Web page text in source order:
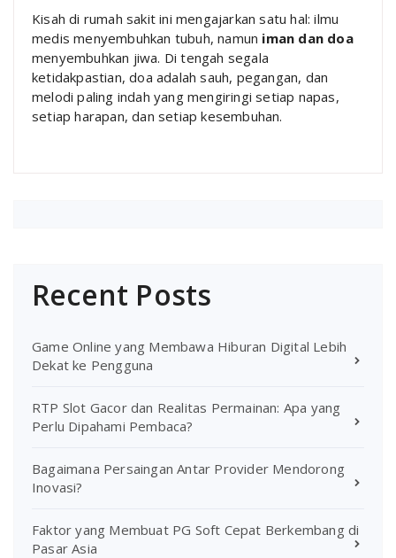
Kisah di rumah sakit ini mengajarkan satu hal: ilmu
medis menyembuhkan tubuh, namun iman dan doa
menyembuhkan jiwa. Di tengah segala
ketidakpastian, doa adalah sauh, pegangan, dan
melodi paling indah yang mengiringi setiap napas,
setiap harapan, dan setiap kesembuhan.
Recent Posts
Game Online yang Membawa Hiburan Digital Lebih
Dekat ke Pengguna
RTP Slot Gacor dan Realitas Permainan: Apa yang
Perlu Dipahami Pembaca?
Bagaimana Persaingan Antar Provider Mendorong
Inovasi?
Faktor yang Membuat PG Soft Cepat Berkembang di
Pasar Asia